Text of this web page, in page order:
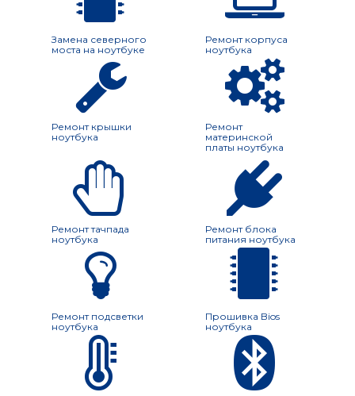
Замена северного
моста на ноутбуке
Ремонт корпуса
ноутбука
Ремонт крышки
ноутбука
Ремонт
материнской
платы ноутбука
Ремонт тачпада
ноутбука
Ремонт блока
питания ноутбука
Ремонт подсветки
ноутбука
Прошивка Bios
ноутбука